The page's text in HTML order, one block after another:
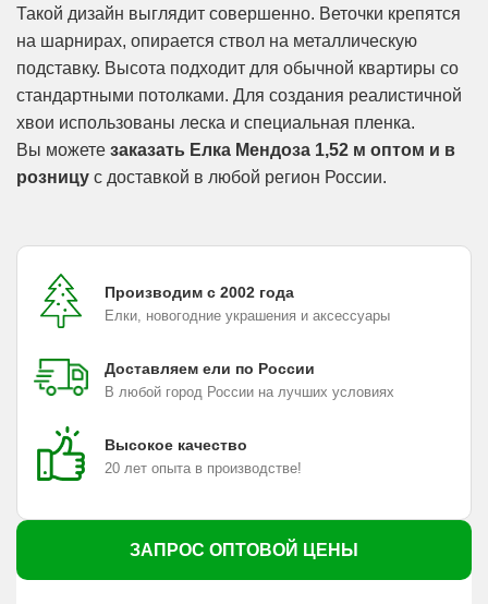
Такой дизайн выглядит совершенно. Веточки крепятся
на шарнирах, опирается ствол на металлическую
подставку. Высота подходит для обычной квартиры со
стандартными потолками. Для создания реалистичной
хвои использованы леска и специальная пленка.
Вы можете заказать Елка Мендоза 1,52 м оптом и в
розницу с доставкой в любой регион России.
Производим с 2002 года
Елки, новогодние украшения и аксессуары
Доставляем ели по России
В любой город России на лучших условиях
Высокое качество
20 лет опыта в производстве!
ЗАПРОС ОПТОВОЙ ЦЕНЫ